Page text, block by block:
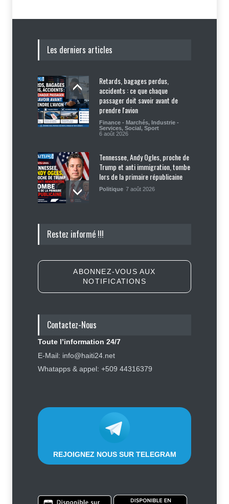
Les derniers articles
Retards, bagages perdus,
accidents : ce que chaque
passager doit savoir avant de
prendre l'avion
Finance - Marchés, Industrie -
Services, Social, Sport
6 août 2026
Tennessee, Andy Ogles, proche de
Trump et anti immigration, tombe
lors de la primaire républicaine
Politique 7 août 2026
former de véritables spécialistes
Police nationale : les divisions
Affaire Jovenel Moïse : peur
d’affronter la justice, Jean Monard
Restez informé !!!
ABONNEZ-VOUS AUX
NOTIFICATIONS
Contactez-Nous
Toute l’information 24/7
E-Mail: info@haiti24.net
Whatapps & appel: +509 44316379
REJOIGNEZ NOUS SUR TELEGRAM